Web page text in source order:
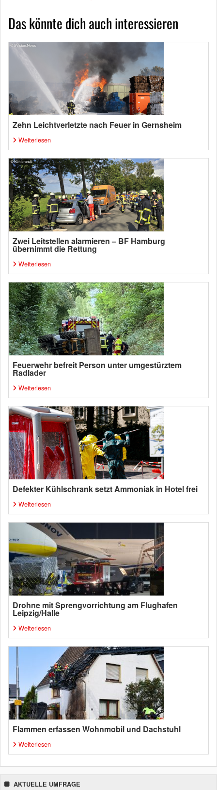
Das könnte dich auch interessieren
Zehn Leichtverletzte nach Feuer in Gernsheim
Weiterlesen
Zwei Leitstellen alarmieren – BF Hamburg
übernimmt die Rettung
Weiterlesen
Feuerwehr befreit Person unter umgestürztem
Radlader
Weiterlesen
Defekter Kühlschrank setzt Ammoniak in Hotel frei
Weiterlesen
Drohne mit Sprengvorrichtung am Flughafen
Leipzig/Halle
Weiterlesen
Flammen erfassen Wohnmobil und Dachstuhl
Weiterlesen
AKTUELLE UMFRAGE